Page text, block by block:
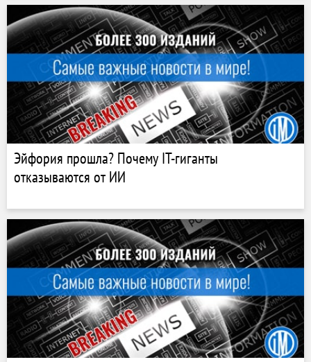
Эйфория прошла? Почему IT-гиганты
отказываются от ИИ